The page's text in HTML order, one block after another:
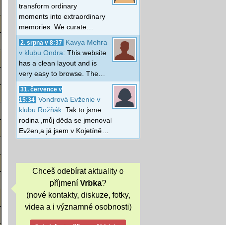
transform ordinary
moments into extraordinary
memories. We curate…
2. srpna v 8:37
Kavya Mehra
v klubu Ondra: This website
has a clean layout and is
very easy to browse. The…
31. července v
15:34 Vondrová Evženie v
klubu Rožňák: Tak to jsme
rodina ,můj děda se jmenoval
Evžen,a já jsem v Kojetíně…
Chceš odebírat aktuality o
příjmení Vrbka?
(nové kontakty, diskuze, fotky,
videa a i významné osobnosti)